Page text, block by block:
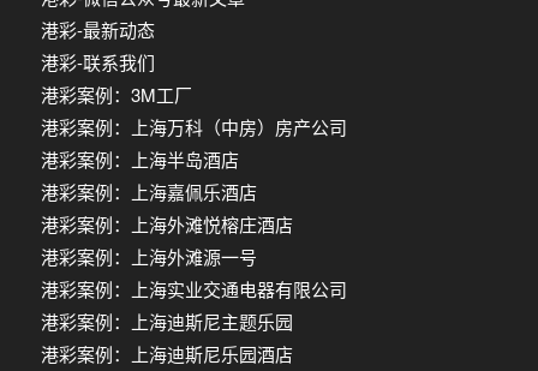
港彩-最新动态
港彩-联系我们
港彩案例：3M工厂
港彩案例：上海万科（中房）房产公司
港彩案例：上海半岛酒店
港彩案例：上海嘉佩乐酒店
港彩案例：上海外滩悦榕庄酒店
港彩案例：上海外滩源一号
港彩案例：上海实业交通电器有限公司
港彩案例：上海迪斯尼主题乐园
港彩案例：上海迪斯尼乐园酒店